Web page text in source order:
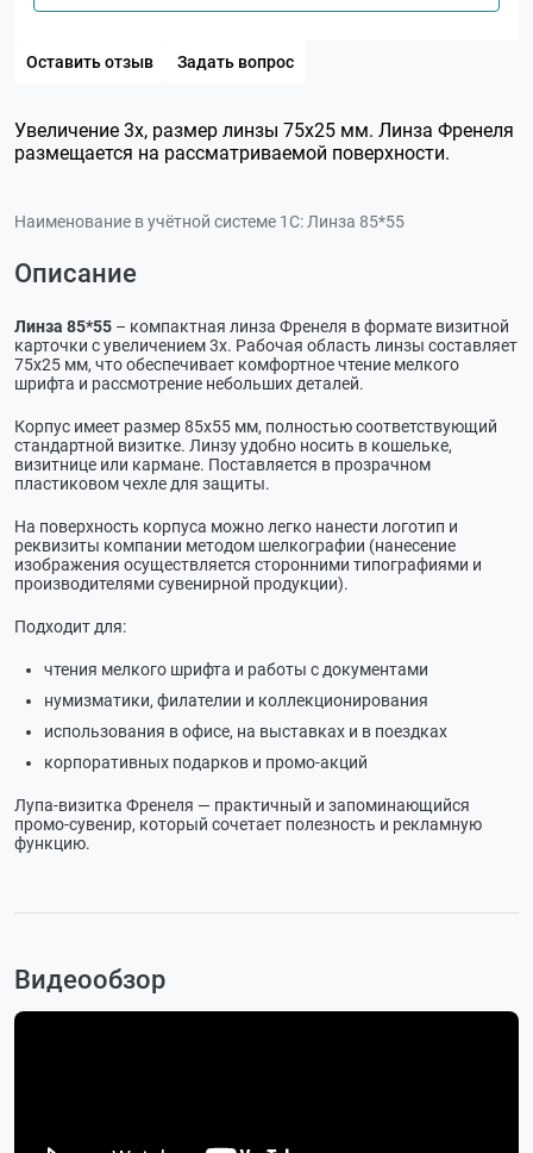
Оставить отзыв Задать вопрос
Увеличение 3х, размер линзы 75x25 мм. Линза Френеля
размещается на рассматриваемой поверхности.
Наименование в учётной системе 1С: Линза 85*55
Описание
Линза 85*55 – компактная линза Френеля в формате визитной
карточки с увеличением 3х. Рабочая область линзы составляет
75х25 мм, что обеспечивает комфортное чтение мелкого
шрифта и рассмотрение небольших деталей.
Корпус имеет размер 85х55 мм, полностью соответствующий
стандартной визитке. Линзу удобно носить в кошельке,
визитнице или кармане. Поставляется в прозрачном
пластиковом чехле для защиты.
На поверхность корпуса можно легко нанести логотип и
реквизиты компании методом шелкографии (нанесение
изображения осуществляется сторонними типографиями и
производителями сувенирной продукции).
Подходит для:
чтения мелкого шрифта и работы с документами
нумизматики, филателии и коллекционирования
использования в офисе, на выставках и в поездках
корпоративных подарков и промо-акций
Лупа-визитка Френеля — практичный и запоминающийся
промо-сувенир, который сочетает полезность и рекламную
функцию.
Видеообзор